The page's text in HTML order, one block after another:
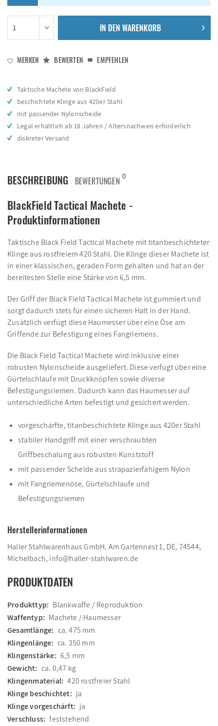
IN DEN WARENKORB
MERKEN BEWERTEN EMPFEHLEN
Taktische Machete von BlackField
beschichtete Klinge aus 420er Stahl
mit passender Nylonscheide
Legal erhältlich ab 18 Jahren / Altersnachweis erforderlich
diskreter Versand
BESCHREIBUNG BEWERTUNGEN 0
BlackField Tactical Machete -
Produktinformationen
Taktische Black Field Tactical Machete mit titanbeschichteter
Klinge aus rostfreiem 420 Stahl. Die Klinge dieser Machete ist
in einer klassischen, geraden Form gehalten und hat an der
bereitesten Stelle eine Stärke von 6,5 mm.
Der Griff der Black Field Tactical Machete ist gummiert und
sorgt dadurch stets für einen sicheren Halt in der Hand.
Zusätzlich verfügt diese Haumesser über eine Öse am
Griffende zur Befestigung eines Fangriemens.
Die Black Field Tactical Machete wird inklusive einer
robusten Nylonscheide ausgeliefert. Diese verfügt über eine
Gürtelschlaufe mit Druckknöpfen sowie diverse
Befestigungsriemen. Dadurch kann das Haumesser auf
unterschiedliche Arten befestigt und gesichert werden.
vorgeschärfte, titanbeschichtete Klinge aus 420er Stahl
stabiler Handgriff mit einer verschraubten
Griffbeschalung aus robusten Kunststoff
mit passender Scheide aus strapazierfähigem Nylon
mit Fangriemenöse, Gürtelschlaufe und
Befestigungsriemen
Herstellerinformationen
Haller Stahlwarenhaus GmbH, Am Gartennest 1, DE, 74544,
Michelbach, info@haller-stahlwaren.de
PRODUKTDATEN
Produkttyp: Blankwaffe / Reproduktion
Waffentyp: Machete / Haumesser
Gesamtlänge: ca. 475 mm
Klingenlänge: ca. 350 mm
Klingenstärke: 6,5 mm
Gewicht: ca. 0,47 kg
Klingenmaterial: 420 rostfreier Stahl
Klinge beschichtet: ja
Klinge vorgeschärft: ja
Verschluss: feststehend